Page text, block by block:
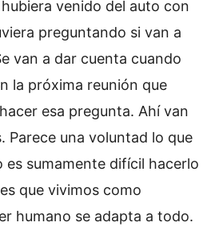
venido del auto con
preguntando si van a
van a dar cuenta cuando
la próxima reunión que
esa pregunta. Ahí van
Parece una voluntad lo que
es sumamente difícil hacerlo
que vivimos como
humano se adapta a todo.